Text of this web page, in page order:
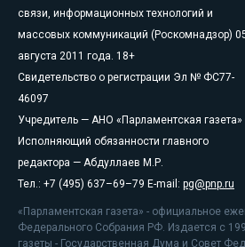
связи, информационных технологий и
массовых коммуникаций (Роскомнадзор)
августа 2011 года. 18+
Свидетельство о регистрации Эл № ФС77-
46097
Учредитель — АНО «Парламентская газета»
Исполняющий обязанности главного
редактора — Абдуллаев М.Р.
Тел.: +7 (495) 637–69–79 E-mail: pg@pnp.ru
«Парламентская газета» - официальное
Федерального Собрания РФ. Издается с
газеты - Государственная Дума и Совет